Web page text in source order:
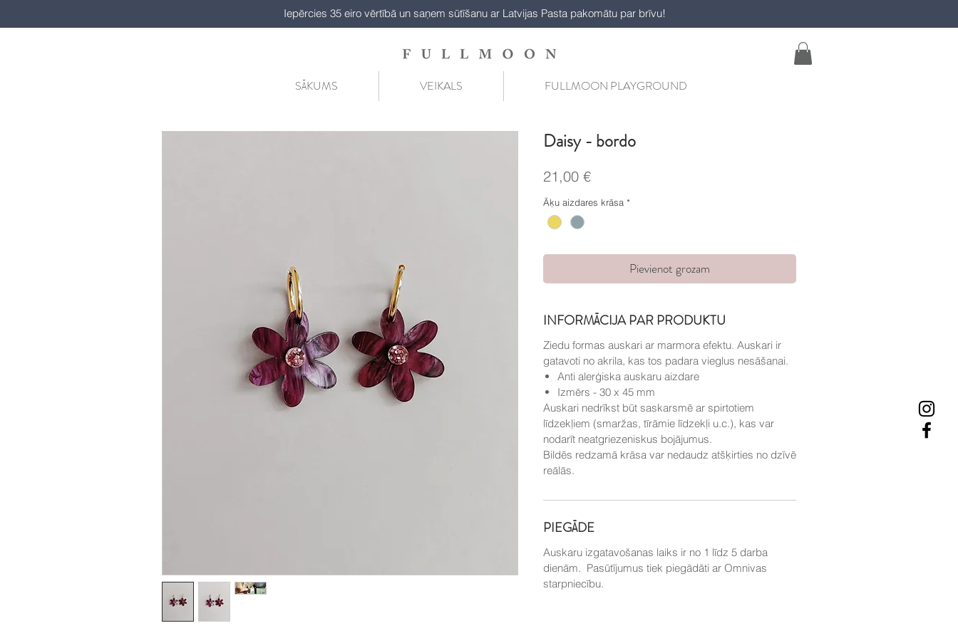
Iepērcies 35 eiro vērtībā un saņem sūtīšanu ar Latvijas Pasta pakomātu par brīvu!
SĀKUMS VEIKALS FULLMOON PLAYGROUND
Daisy - bordo
21,00 €Cena
Āķu aizdares krāsa *
Pievienot grozam
INFORMĀCIJA PAR PRODUKTU
Ziedu formas auskari ar marmora efektu. Auskari ir
gatavoti no akrila, kas tos padara vieglus nesāšanai.
Anti alerģiska auskaru aizdare
Izmērs - 30 x 45 mm
Auskari nedrīkst būt saskarsmē ar spirtotiem
līdzekļiem (smaržas, tīrāmie līdzekļi u.c.), kas var
nodarīt neatgriezeniskus bojājumus.
Bildēs redzamā krāsa var nedaudz atšķirties no dzīvē
reālās.
PIEGĀDE
Auskaru izgatavošanas laiks ir no 1 līdz 5 darba
dienām. Pasūtījumus tiek piegādāti ar Omnivas
starpniecību.